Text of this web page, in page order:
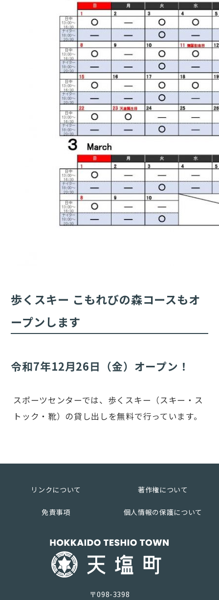
歩くスキー こもれびの森コースもオ
ープンします
令和7年12月26日（金）オープン！
スポーツセンターでは、歩くスキー（スキー・ス
トック・靴）の貸し出しを無料で行っています。
リンクについて 著作権について
免責事項 個人情報の保護について
〒098-3398